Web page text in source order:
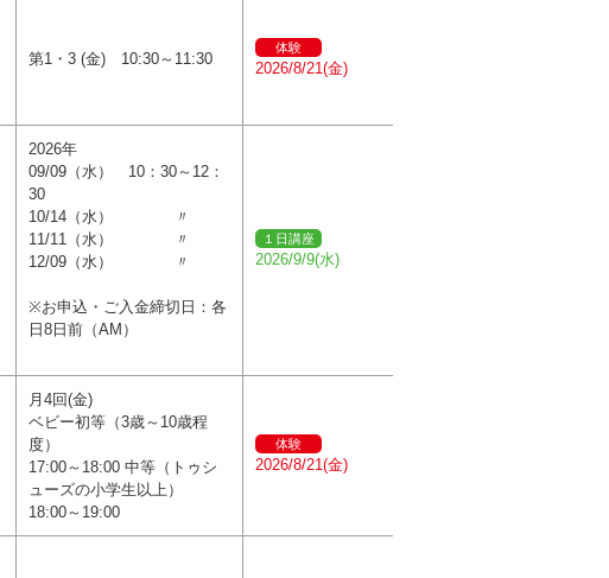
第1・3 (金) 10:30～11:30
体験
2026/8/21(金)
2026年
09/09（水） 10：30～12：
30
10/14（水） 〃
11/11（水） 〃
12/09（水） 〃
※お申込・ご入金締切日：各
日8日前（AM）
１日講座
2026/9/9(水)
月4回(金)
ベビー初等（3歳～10歳程
度）
17:00～18:00 中等（トゥシ
ューズの小学生以上）
18:00～19:00
体験
2026/8/21(金)